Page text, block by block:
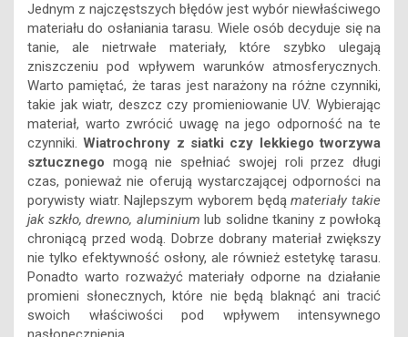
Jednym z najczęstszych błędów jest wybór niewłaściwego
materiału do osłaniania tarasu. Wiele osób decyduje się na
tanie, ale nietrwałe materiały, które szybko ulegają
zniszczeniu pod wpływem warunków atmosferycznych.
Warto pamiętać, że taras jest narażony na różne czynniki,
takie jak wiatr, deszcz czy promieniowanie UV. Wybierając
materiał, warto zwrócić uwagę na jego odporność na te
czynniki.Wiatrochrony z siatki czy lekkiego tworzywa
sztucznego mogą nie spełniać swojej roli przez długi
czas, ponieważ nie oferują wystarczającej odporności na
porywisty wiatr. Najlepszym wyborem będąmateriały takie
jak szkło, drewno, aluminium lub solidne tkaniny z powłoką
chroniącą przed wodą. Dobrze dobrany materiał zwiększy
nie tylko efektywność osłony, ale również estetykę tarasu.
Ponadto warto rozważyć materiały odporne na działanie
promieni słonecznych, które nie będą blaknąć ani tracić
swoich właściwości pod wpływem intensywnego